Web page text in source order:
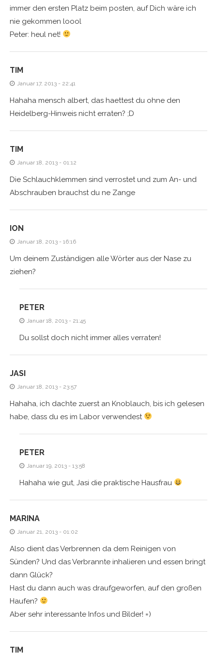
immer den ersten Platz beim posten, auf Dich wäre ich
nie gekommen loool
Peter: heul net!
TIM
Januar 17, 2013 - 22:41
Hahaha mensch albert, das haettest du ohne den
Heidelberg-Hinweis nicht erraten? ;D
TIM
Januar 18, 2013 - 01:12
Die Schlauchklemmen sind verrostet und zum An- und
Abschrauben brauchst du ne Zange
ION
Januar 18, 2013 - 16:16
Um deinem Zuständigen alle Wörter aus der Nase zu
ziehen?
PETER
Januar 18, 2013 - 21:45
Du sollst doch nicht immer alles verraten!
JASI
Januar 18, 2013 - 23:57
Hahaha, ich dachte zuerst an Knoblauch, bis ich gelesen
habe, dass du es im Labor verwendest
PETER
Januar 19, 2013 - 13:58
Hahaha wie gut, Jasi die praktische Hausfrau
MARINA
Januar 21, 2013 - 01:02
Also dient das Verbrennen da dem Reinigen von
Sünden? Und das Verbrannte inhalieren und essen bringt
dann Glück?
Hast du dann auch was draufgeworfen, auf den großen
Haufen?
Aber sehr interessante Infos und Bilder! =)
TIM